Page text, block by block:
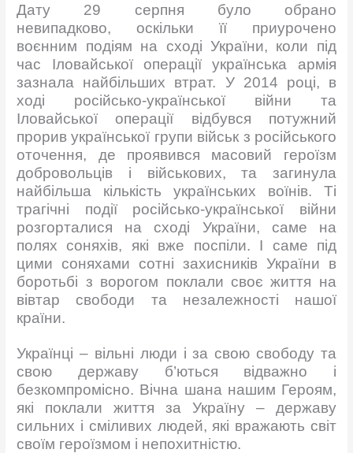
Дату 29 серпня було обрано
невипадково, оскільки її приурочено
воєнним подіям на сході України, коли під
час Іловайської операції українська армія
зазнала найбільших втрат. У 2014 році, в
ході російсько-української війни та
Іловайської операції відбувся потужний
прорив української групи військ з російського
оточення, де проявився масовий героїзм
добровольців і військових, та загинула
найбільша кількість українських воїнів. Ті
трагічні події російсько-української війни
розгорталися на сході України, саме на
полях соняхів, які вже поспіли. І саме під
цими соняхами сотні захисників України в
боротьбі з ворогом поклали своє життя на
вівтар свободи та незалежності нашої
країни.
Українці – вільні люди і за свою свободу та
свою державу б’ються відважно і
безкомпромісно. Вічна шана нашим Героям,
які поклали життя за Україну – державу
сильних і сміливих людей, які вражають світ
своїм героїзмом і непохитністю.